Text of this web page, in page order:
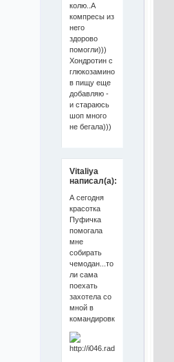
колю..А
компресы из
него
здорово
помогли)))
Хондротин с
глюкозамином
в пищу еще
добавляю -
и стараюсь
шоп много
не бегала)))
Vitaliya
написал(а):
А сегодня
красотка
Пуфичка
помогала
мне
собирать
чемодан...то
ли сама
поехать
захотела со
мной в
командировку)))